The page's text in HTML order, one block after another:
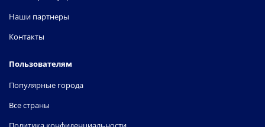
Наши партнеры
Контакты
Пользователям
Популярные города
Все страны